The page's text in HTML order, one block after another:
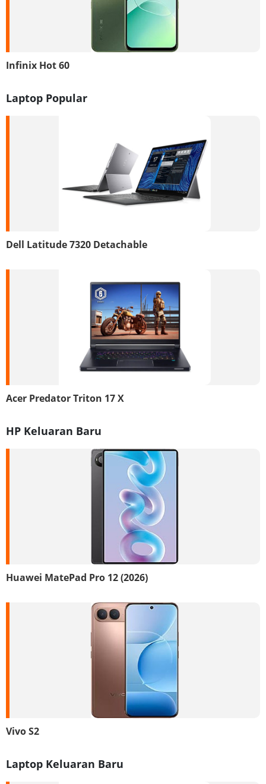
Infinix Hot 60
Laptop Popular
Dell Latitude 7320 Detachable
Acer Predator Triton 17 X
HP Keluaran Baru
Huawei MatePad Pro 12 (2026)
Vivo S2
Laptop Keluaran Baru